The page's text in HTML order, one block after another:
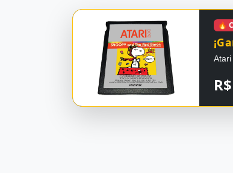
🔥
Atari